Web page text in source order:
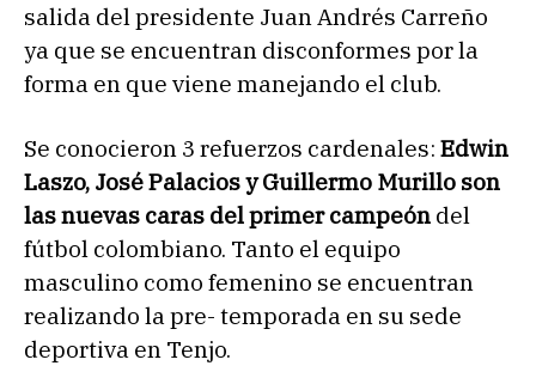
salida del presidente Juan Andrés Carreño
ya que se encuentran disconformes por la
forma en que viene manejando el club.
Se conocieron 3 refuerzos cardenales: Edwin
Laszo, José Palacios y Guillermo Murillo son
las nuevas caras del primer campeón del
fútbol colombiano. Tanto el equipo
masculino como femenino se encuentran
realizando la pre- temporada en su sede
deportiva en Tenjo.